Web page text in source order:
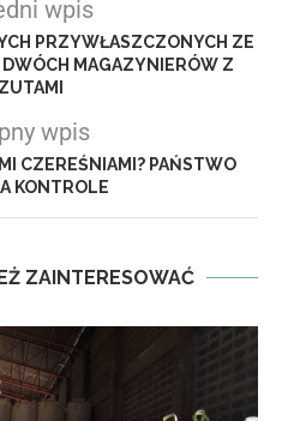
wpis
PRZYWŁASZCZONYCH ZE
MAGAZYNIERÓW Z
wpis
CZEREŚNIAMI? PAŃSTWO
KONTROLE
ZAINTERESOWAĆ